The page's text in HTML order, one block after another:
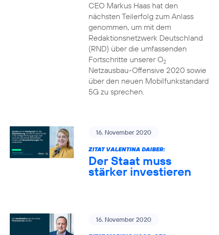
CEO Markus Haas hat den
nächsten Teilerfolg zum Anlass
genommen, um mit dem
Redaktionsnetzwerk Deutschland
(RND) über die umfassenden
Fortschritte unserer O2
Netzausbau-Offensive 2020 sowie
über den neuen Mobilfunkstandard
5G zu sprechen.
16. November 2020
ZITAT VALENTINA DAIBER:
Der Staat muss
stärker investieren
16. November 2020